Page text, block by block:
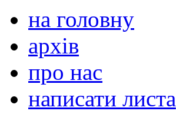
на головну
архів
про нас
написати листа